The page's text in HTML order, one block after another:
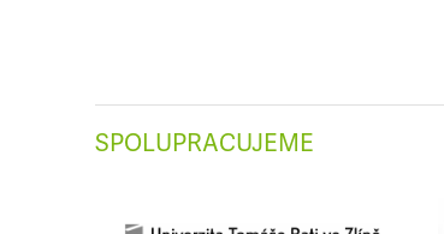
SPOLUPRACUJEME